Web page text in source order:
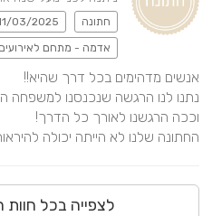
חתונה 03/2025
אדמה - מתחם לאירועים
החתונה שלנו לא הייתה יכולה
לצפייה בכל